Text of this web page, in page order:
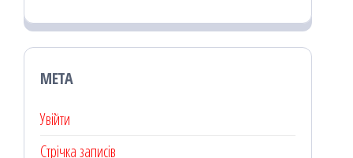
МЕТА
Увійти
Стрічка записів